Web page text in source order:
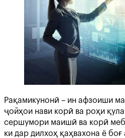
Рақамикунонӣ – ин афзоиши
ҷойҳои нави корӣ ва роҳи
сершумори маишӣ ва корӣ
ки дар дилхоҳ қаҳвахона ё